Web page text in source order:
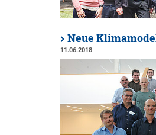
Neue
11.06.2018